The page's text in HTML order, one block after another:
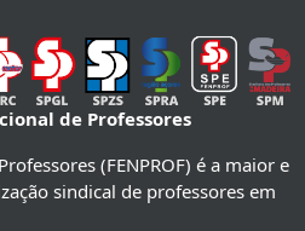
de Professores
(FENPROF) é a maior e
sindical de professores em